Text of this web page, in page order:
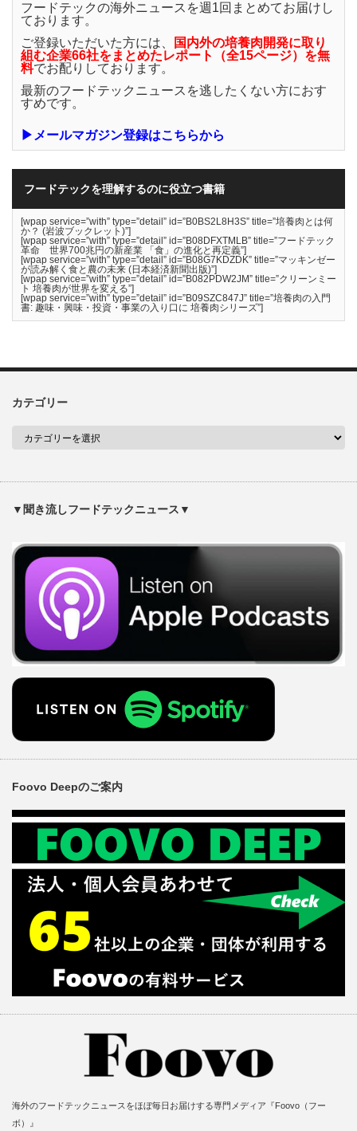
フードテックの海外ニュースを週1回まとめてお届けし
ております。
ご登録いただいた方には、
国内外の培養肉開発に取り
組む企業66社をまとめたレポート（全15ページ）を無
料でお配りしております。
最新のフードテックニュースを逃したくない方におす
すめです。
▶メールマガジン登録はこちらから
フードテックを理解するのに役立つ書籍
[wpap service=”with” type=”detail” id=”B0BS2L8H3S” title=”培養肉とは何
か？ (岩波ブックレット)”]
[wpap service=”with” type=”detail” id=”B08DFXTMLB” title=”フードテック
革命 世界700兆円の新産業 「食」の進化と再定義”]
[wpap service=”with” type=”detail” id=”B08G7KDZDK” title=”マッキンゼー
が読み解く食と農の未来 (日本経済新聞出版)”]
[wpap service=”with” type=”detail” id=”B082PDW2JM” title=”クリーンミー
ト 培養肉が世界を変える”]
[wpap service=”with” type=”detail” id=”B09SZC847J” title=”培養肉の入門
書: 趣味・興味・投資・事業の入り口に 培養肉シリーズ”]
カテゴリー
▼聞き流しフードテックニュース▼
Foovo Deepのご案内
海外のフードテックニュースをほぼ毎日お届けする専門メディア『Foovo（フー
ボ）』